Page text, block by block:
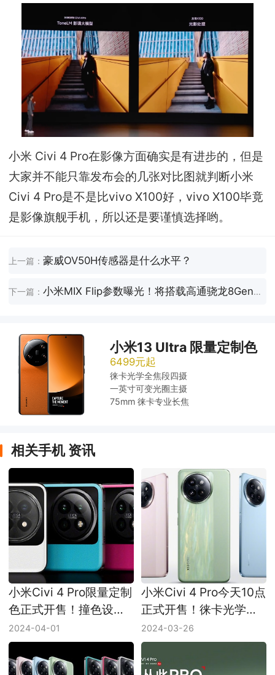
小米 Civi 4 Pro在影像方面确实是有进步的，但是
大家并不能只靠发布会的几张对比图就判断小米
Civi 4 Pro是不是比vivo X100好，vivo X100毕竟
是影像旗舰手机，所以还是要谨慎选择哟。
上一篇：豪威OV50H传感器是什么水平？
下一篇：小米MIX Flip参数曝光！将搭载高通骁龙8Gen3处理器
小米13 Ultra 限量定制色
6499元起
徕卡光学全焦段四摄
一英寸可变光圈主摄
75mm 徕卡专业长焦
相关手机 资讯
小米Civi 4 Pro限量定制
色正式开售！撞色设计
售价3599元
2024-04-01
小米Civi 4 Pro今天10点
正式开售！徕卡光学大
师影像
2024-03-26